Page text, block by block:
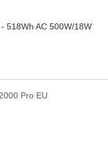
518Wh AC 500W/18W